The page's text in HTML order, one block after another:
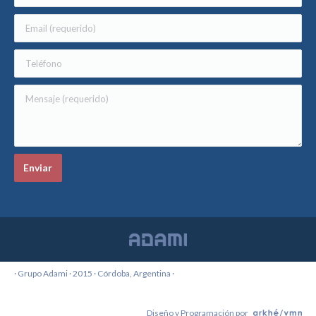
· Grupo Adami · 2015 · Córdoba, Argentina ·
Diseño y Programación por